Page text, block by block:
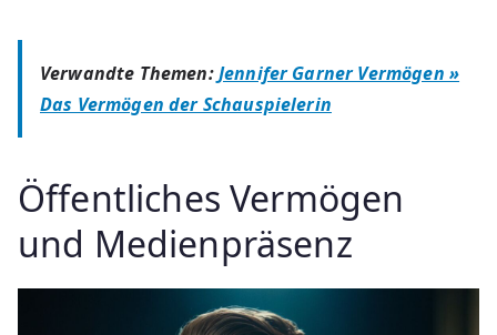
Verwandte Themen:Jennifer Garner Vermögen »
Das Vermögen der Schauspielerin
Öffentliches Vermögen
und Medienpräsenz